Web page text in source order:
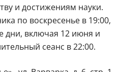
и достижениям науки.
по воскресенье в 19:00,
дни, включая 12 июня и
сеанс в 22:00.